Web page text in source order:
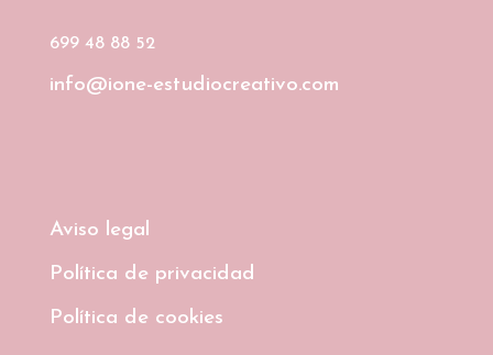
699 48 88 52
info@ione-estudiocreativo.com
Aviso legal
Política de privacidad
Política de cookies